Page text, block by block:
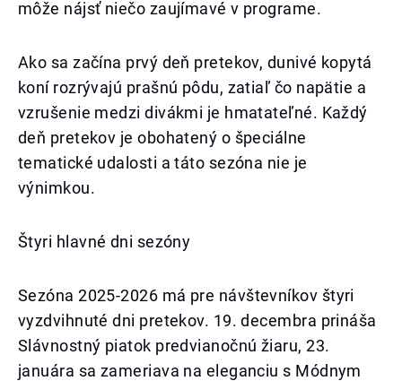
môže nájsť niečo zaujímavé v programe.
Ako sa začína prvý deň pretekov, dunivé kopytá
koní rozrývajú prašnú pôdu, zatiaľ čo napätie a
vzrušenie medzi divákmi je hmatateľné. Každý
deň pretekov je obohatený o špeciálne
tematické udalosti a táto sezóna nie je
výnimkou.
Štyri hlavné dni sezóny
Sezóna 2025-2026 má pre návštevníkov štyri
vyzdvihnuté dni pretekov. 19. decembra prináša
Slávnostný piatok predvianočnú žiaru, 23.
januára sa zameriava na eleganciu s Módnym